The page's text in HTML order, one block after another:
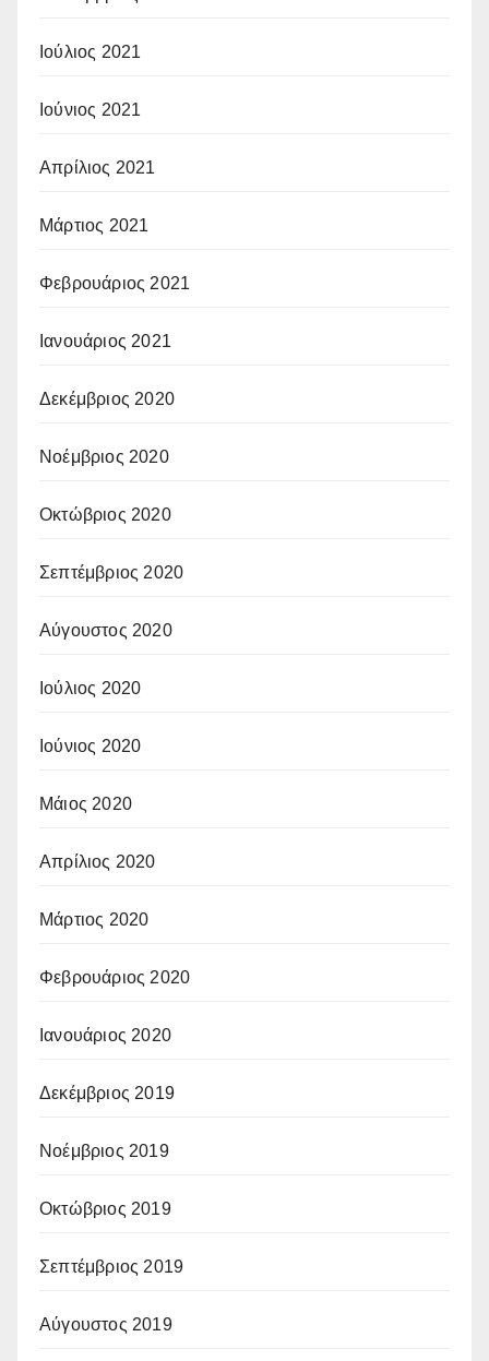
Ιούλιος 2021
Ιούνιος 2021
Απρίλιος 2021
Μάρτιος 2021
Φεβρουάριος 2021
Ιανουάριος 2021
Δεκέμβριος 2020
Νοέμβριος 2020
Οκτώβριος 2020
Σεπτέμβριος 2020
Αύγουστος 2020
Ιούλιος 2020
Ιούνιος 2020
Μάιος 2020
Απρίλιος 2020
Μάρτιος 2020
Φεβρουάριος 2020
Ιανουάριος 2020
Δεκέμβριος 2019
Νοέμβριος 2019
Οκτώβριος 2019
Σεπτέμβριος 2019
Αύγουστος 2019